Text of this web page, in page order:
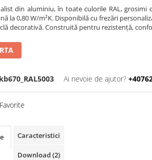
din aluminiu, în toate culorile RAL, grosimi
la 0,80 W/m²K. Disponibilă cu frezări
decorativă. Construită pentru rezistență,
kb670_RAL5003 Ai nevoie de ajutor?
Caracteristici
Download (2)